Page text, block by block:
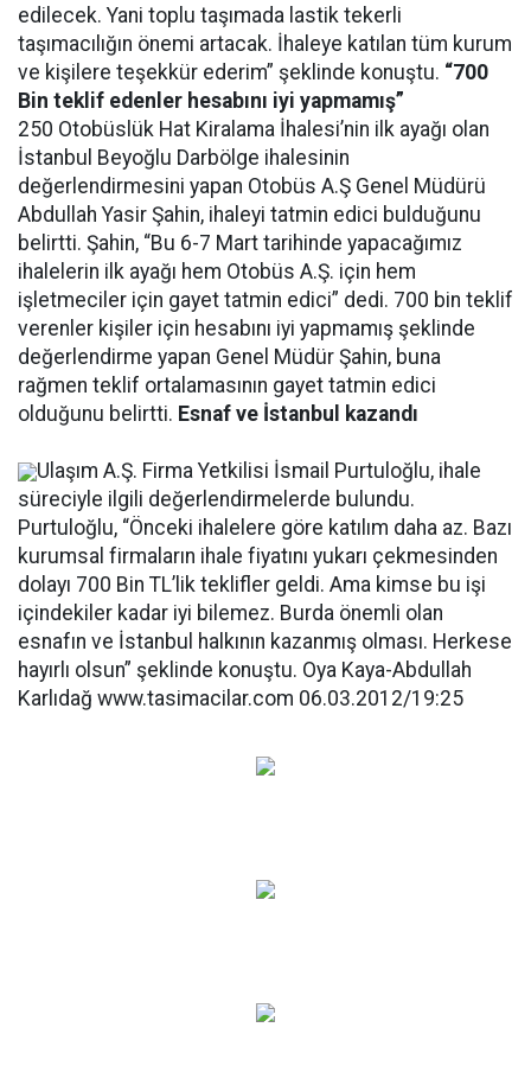
edilecek. Yani toplu taşımada lastik tekerli
taşımacılığın önemi artacak. İhaleye katılan tüm kurum
ve kişilere teşekkür ederim” şeklinde konuştu. “700
Bin teklif edenler hesabını iyi yapmamış”
250 Otobüslük Hat Kiralama İhalesi’nin ilk ayağı olan
İstanbul Beyoğlu Darbölge ihalesinin
değerlendirmesini yapan Otobüs A.Ş Genel Müdürü
Abdullah Yasir Şahin, ihaleyi tatmin edici bulduğunu
belirtti. Şahin, “Bu 6-7 Mart tarihinde yapacağımız
ihalelerin ilk ayağı hem Otobüs A.Ş. için hem
işletmeciler için gayet tatmin edici” dedi. 700 bin teklif
verenler kişiler için hesabını iyi yapmamış şeklinde
değerlendirme yapan Genel Müdür Şahin, buna
rağmen teklif ortalamasının gayet tatmin edici
olduğunu belirtti. Esnaf ve İstanbul kazandı
Ulaşım A.Ş. Firma Yetkilisi İsmail Purtuloğlu, ihale
süreciyle ilgili değerlendirmelerde bulundu.
Purtuloğlu, “Önceki ihalelere göre katılım daha az. Bazı
kurumsal firmaların ihale fiyatını yukarı çekmesinden
dolayı 700 Bin TL’lik teklifler geldi. Ama kimse bu işi
içindekiler kadar iyi bilemez. Burda önemli olan
esnafın ve İstanbul halkının kazanmış olması. Herkese
hayırlı olsun” şeklinde konuştu. Oya Kaya-Abdullah
Karlıdağ www.tasimacilar.com 06.03.2012/19:25